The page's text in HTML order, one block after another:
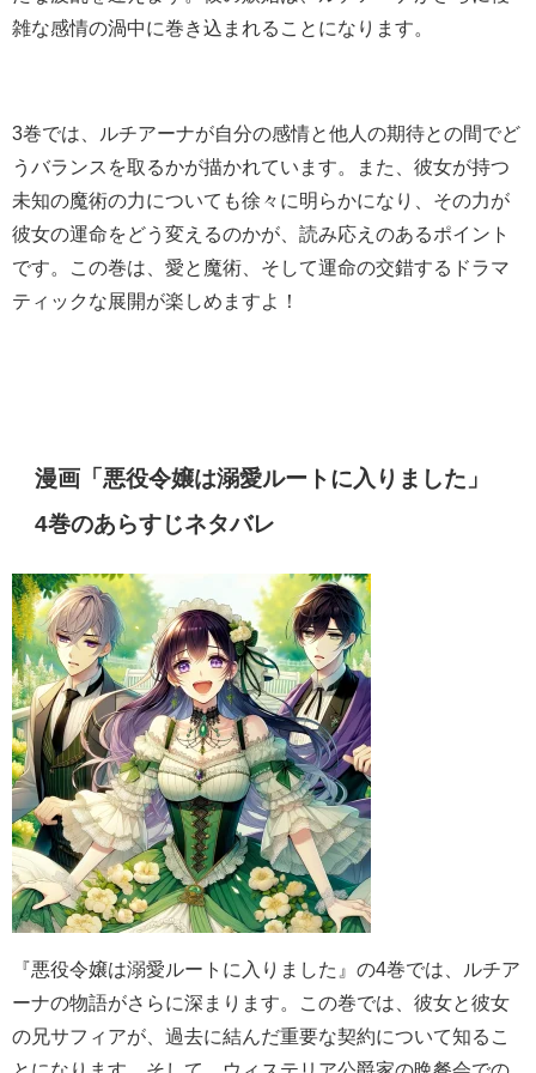
雑な感情の渦中に巻き込まれることになります。
3巻では、ルチアーナが自分の感情と他人の期待との間でど
うバランスを取るかが描かれています。また、彼女が持つ
未知の魔術の力についても徐々に明らかになり、その力が
彼女の運命をどう変えるのかが、読み応えのあるポイント
です。この巻は、愛と魔術、そして運命の交錯するドラマ
ティックな展開が楽しめますよ！
漫画「悪役令嬢は溺愛ルートに入りました」
4巻のあらすじネタバレ
『悪役令嬢は溺愛ルートに入りました』の4巻では、ルチア
ーナの物語がさらに深まります。この巻では、彼女と彼女
の兄サフィアが、過去に結んだ重要な契約について知るこ